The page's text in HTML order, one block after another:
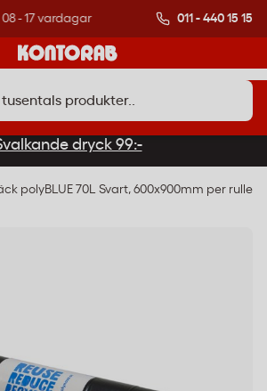
- 17 vardagar Över 500 000
011 - 440 15 15
dryck 99:-
polyBLUE 70L Svart, 600x900mm per rulle